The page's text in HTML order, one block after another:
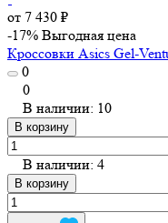
от 7 430 ₽
-17% Выгодная цена
Кроссовки Asics Gel-
0
0
В наличии: 10
В корзину
В наличии: 4
В корзину